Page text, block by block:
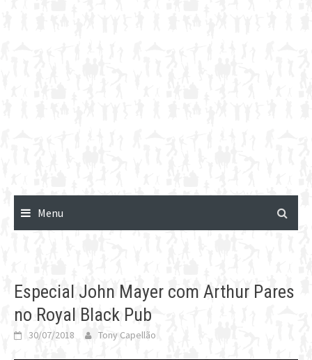
Menu
Especial John Mayer com Arthur Pares
no Royal Black Pub
30/07/2018 Tony Capellão